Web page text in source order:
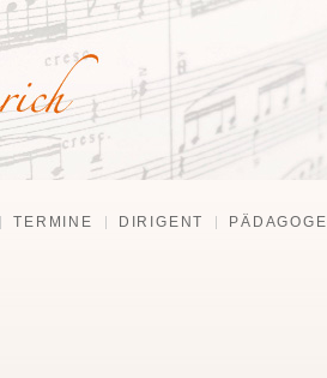
TERMINE DIRIGENT PÄDAGOGE